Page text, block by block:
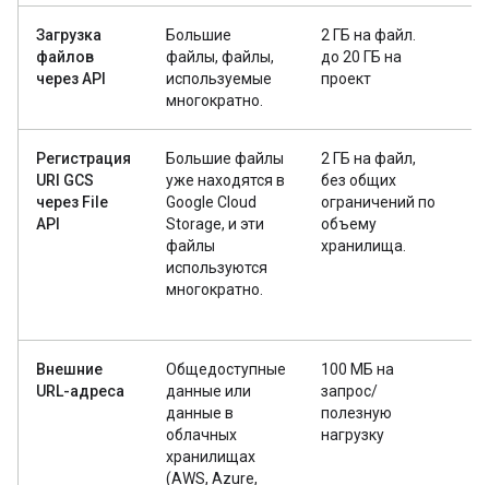
Загрузка
файлов
через API
Большие
файлы, файлы,
используемые
многократно.
2 ГБ на файл.
до 20 ГБ на
проект
Регистрация
URI GCS
через File
API
Большие файлы
уже находятся в
Google Cloud
Storage, и эти
файлы
используются
многократно.
2 ГБ на файл,
без общих
ограничений по
объему
хранилища.
Внешние
URL-адреса
Общедоступные
данные или
данные в
облачных
хранилищах
(AWS, Azure,
100 МБ на
запрос/
полезную
нагрузку